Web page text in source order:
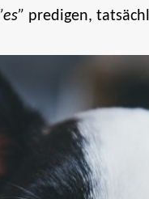
predigen,